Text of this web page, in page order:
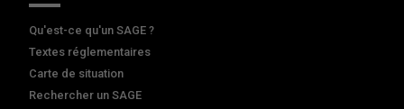
Qu'est-ce qu'un SAGE ?
Textes réglementaires
Carte de situation
Rechercher un SAGE